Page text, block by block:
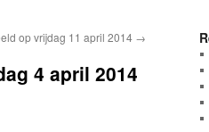
op vrijdag 11 april 2014 →
4 april 2014